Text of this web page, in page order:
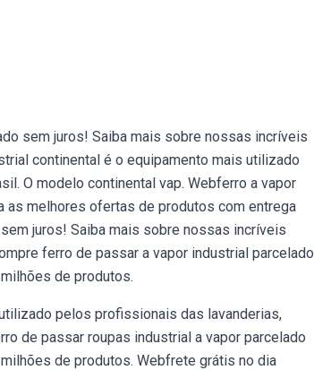
sem juros! Saiba mais sobre nossas incríveis
continental é o equipamento mais utilizado
O modelo continental vap. Webferro a vapor
as melhores ofertas de produtos com entrega
juros! Saiba mais sobre nossas incríveis
ferro de passar a vapor industrial parcelado
de produtos.
pelos profissionais das lavanderias,
de passar roupas industrial a vapor parcelado
de produtos. Webfrete grátis no dia